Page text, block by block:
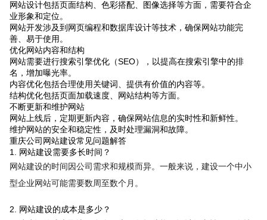
网站设计包括页面结构、色彩搭配、图像选择等方面，需要符合企
业形象和定位。
网站开发涉及到网页编程和数据库设计等技术，确保网站功能完
善、易于使用。
优化网站内容和结构
网站需要进行搜索引擎优化（SEO），以提高在搜索引擎中的排
名，增加曝光率。
内容优化包括合理使用关键词、提供有价值的内容等。
结构优化包括页面加载速度、网站结构等方面。
不断更新和维护网站
网站上线后，定期更新内容，确保网站信息的实时性和新鲜性。
维护网站的安全和稳定性，及时处理漏洞和故障。
重庆公司网站建设常见问题解答
1. 网站建设需要多长时间？
网站建设的时间因公司需求和规模而异。一般来说，建设一个中小
型企业网站可能需要数周至数个月。
2. 网站建设的成本是多少？